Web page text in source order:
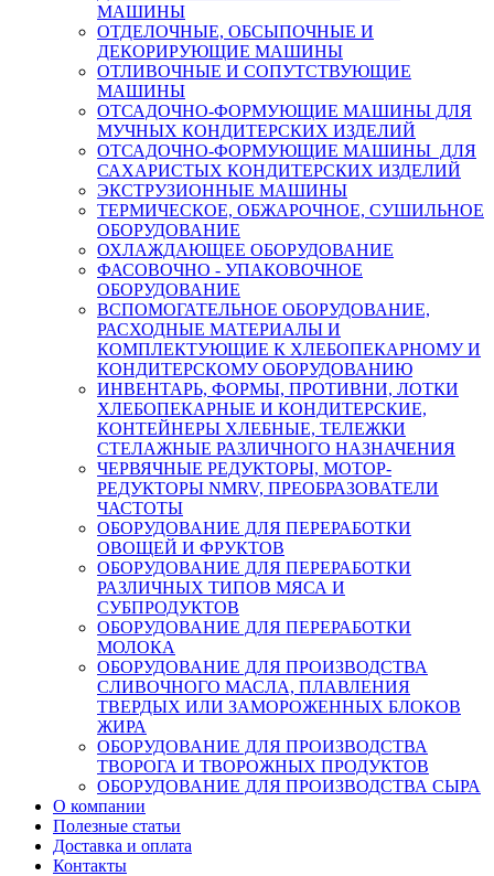
МАШИНЫ
ОТДЕЛОЧНЫЕ, ОБСЫПОЧНЫЕ И
ДЕКОРИРУЮЩИЕ МАШИНЫ
ОТЛИВОЧНЫЕ И СОПУТСТВУЮЩИЕ
МАШИНЫ
ОТСАДОЧНО-ФОРМУЮЩИЕ МАШИНЫ ДЛЯ
МУЧНЫХ КОНДИТЕРСКИХ ИЗДЕЛИЙ
ОТСАДОЧНО-ФОРМУЮЩИЕ МАШИНЫ ДЛЯ
САХАРИСТЫХ КОНДИТЕРСКИХ ИЗДЕЛИЙ
ЭКСТРУЗИОННЫЕ МАШИНЫ
ТЕРМИЧЕСКОЕ, ОБЖАРОЧНОЕ, СУШИЛЬНОЕ
ОБОРУДОВАНИЕ
ОХЛАЖДАЮЩЕЕ ОБОРУДОВАНИЕ
ФАСОВОЧНО - УПАКОВОЧНОЕ
ОБОРУДОВАНИЕ
ВСПОМОГАТЕЛЬНОЕ ОБОРУДОВАНИЕ,
РАСХОДНЫЕ МАТЕРИАЛЫ И
КОМПЛЕКТУЮЩИЕ К ХЛЕБОПЕКАРНОМУ И
КОНДИТЕРСКОМУ ОБОРУДОВАНИЮ
ИНВЕНТАРЬ, ФОРМЫ, ПРОТИВНИ, ЛОТКИ
ХЛЕБОПЕКАРНЫЕ И КОНДИТЕРСКИЕ,
КОНТЕЙНЕРЫ ХЛЕБНЫЕ, ТЕЛЕЖКИ
СТЕЛАЖНЫЕ РАЗЛИЧНОГО НАЗНАЧЕНИЯ
ЧЕРВЯЧНЫЕ РЕДУКТОРЫ, МОТОР-
РЕДУКТОРЫ NMRV, ПРЕОБРАЗОВАТЕЛИ
ЧАСТОТЫ
ОБОРУДОВАНИЕ ДЛЯ ПЕРЕРАБОТКИ
ОВОЩЕЙ И ФРУКТОВ
ОБОРУДОВАНИЕ ДЛЯ ПЕРЕРАБОТКИ
РАЗЛИЧНЫХ ТИПОВ МЯСА И
СУБПРОДУКТОВ
ОБОРУДОВАНИЕ ДЛЯ ПЕРЕРАБОТКИ
МОЛОКА
ОБОРУДОВАНИЕ ДЛЯ ПРОИЗВОДСТВА
СЛИВОЧНОГО МАСЛА, ПЛАВЛЕНИЯ
ТВЕРДЫХ ИЛИ ЗАМОРОЖЕННЫХ БЛОКОВ
ЖИРА
ОБОРУДОВАНИЕ ДЛЯ ПРОИЗВОДСТВА
ТВОРОГА И ТВОРОЖНЫХ ПРОДУКТОВ
ОБОРУДОВАНИЕ ДЛЯ ПРОИЗВОДСТВА СЫРА
О компании
Полезные статьи
Доставка и оплата
Контакты